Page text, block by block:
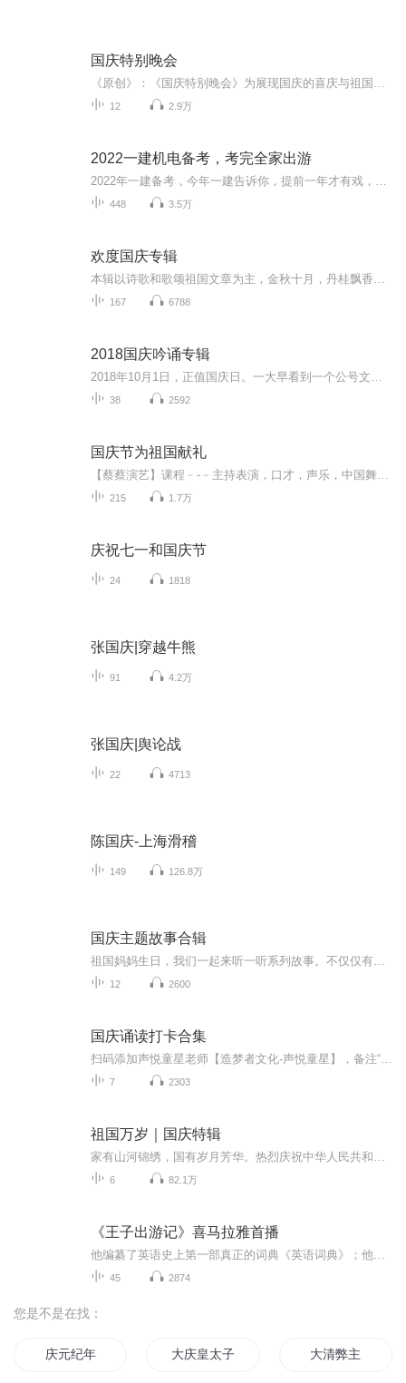
国庆特别晚会
12 2.9万
2022一建机电备考，考完全家出游
448 3.5万
欢度国庆专辑
167 6788
2018国庆吟诵专辑
38 2592
国庆节为祖国献礼
215 1.7万
庆祝七一和国庆节
24 1818
张国庆|穿越牛熊
91 4.2万
张国庆|舆论战
22 4713
陈国庆-上海滑稽
149 126.8万
国庆主题故事合辑
12 2600
国庆诵读打卡合集
7 2303
祖国万岁｜国庆特辑
6 82.1万
《王子出游记》喜马拉雅首播
45 2874
您是不是在找：
庆元纪年 大庆皇太子 大清弊主